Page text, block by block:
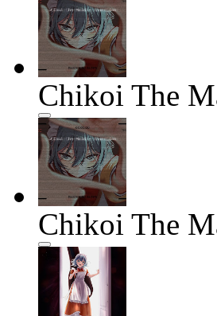
Chikoi The
Chikoi The